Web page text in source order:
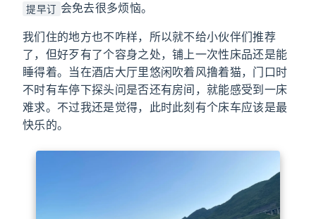
提早订 会免去很多烦恼。
我们住的地方也不咋样，所以就不给小伙伴们推荐
了，但好歹有了个容身之处，铺上一次性床品还是能
睡得着。当在酒店大厅里悠闲吹着风撸着猫，门口时
不时有车停下探头问是否还有房间，就能感受到一床
难求。不过我还是觉得，此时此刻有个床车应该是最
快乐的。